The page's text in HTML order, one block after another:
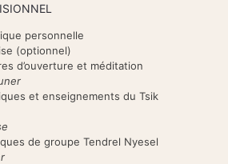
personnelle
(optionnel)
d’ouverture et méditation
et enseignements du Tsik
de groupe Tendrel Nyesel